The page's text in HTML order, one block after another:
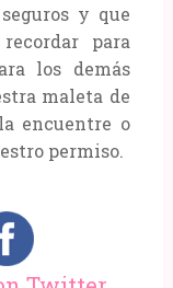
y que
para
los demás
maleta de
encuentre o
permiso.